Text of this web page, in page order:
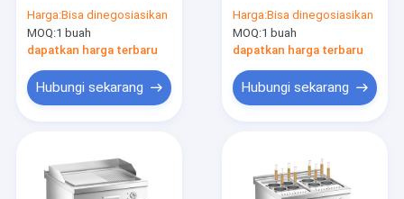
Produk
kabinet
Harga:Bisa dinegosiasikan
MOQ:1 buah
dapatkan harga terbaru
Hubungi sekarang
Harga:Bisa dinegosiasikan
MOQ:1 buah
dapatkan harga terbaru
Hubungi sekarang